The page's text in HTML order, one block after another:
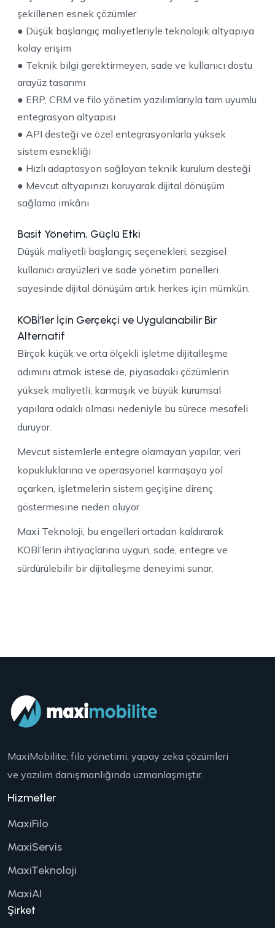
şekillenen esnek çözümler
● Düşük başlangıç maliyetleriyle teknolojik altyapıya
kolay erişim
● Teknik bilgi gerektirmeyen, sade ve kullanıcı dostu
arayüz tasarımı
● ERP, CRM ve filo yönetim yazılımlarıyla tam uyumlu
entegrasyon altyapısı
● API desteği ve özel entegrasyonlarla yüksek
sistem esnekliği
● Hızlı adaptasyon sağlayan teknik kurulum desteği
● Mevcut altyapınızı koruyarak dijital dönüşüm
sağlama imkânı
Basit Yönetim, Güçlü Etki
Düşük maliyetli başlangıç seçenekleri, sezgisel
kullanıcı arayüzleri ve sade yönetim panelleri
sayesinde dijital dönüşüm artık herkes için mümkün.
KOBİ’ler İçin Gerçekçi ve Uygulanabilir Bir
Alternatif
Birçok küçük ve orta ölçekli işletme dijitalleşme
adımını atmak istese de, piyasadaki çözümlerin
yüksek maliyetli, karmaşık ve büyük kurumsal
yapılara odaklı olması nedeniyle bu sürece mesafeli
duruyor.
Mevcut sistemlerle entegre olamayan yapılar, veri
kopukluklarına ve operasyonel karmaşaya yol
açarken, işletmelerin sistem geçişine direnç
göstermesine neden oluyor.
Maxi Teknoloji, bu engelleri ortadan kaldırarak
KOBİ’lerin ihtiyaçlarına uygun, sade, entegre ve
sürdürülebilir bir dijitalleşme deneyimi sunar.
MaxiMobilite; filo yönetimi, yapay zeka çözümleri
ve yazılım danışmanlığında uzmanlaşmıştır.
Hizmetler
MaxiFilo
MaxiServis
MaxiTeknoloji
MaxiAI
Şirket